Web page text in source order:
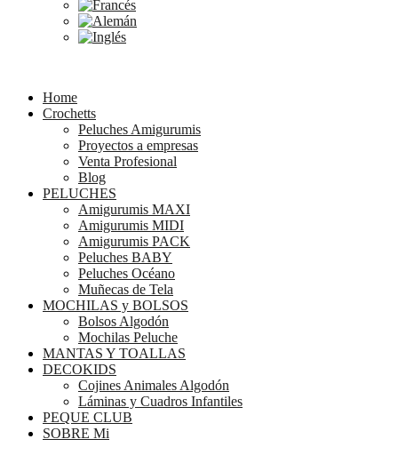
Home
Crochetts
Peluches Amigurumis
Proyectos a empresas
Venta Profesional
Blog
PELUCHES
Amigurumis MAXI
Amigurumis MIDI
Amigurumis PACK
Peluches BABY
Peluches Océano
Muñecas de Tela
MOCHILAS y BOLSOS
Bolsos Algodón
Mochilas Peluche
MANTAS Y TOALLAS
DECOKIDS
Cojines Animales Algodón
Láminas y Cuadros Infantiles
PEQUE CLUB
SOBRE Mi